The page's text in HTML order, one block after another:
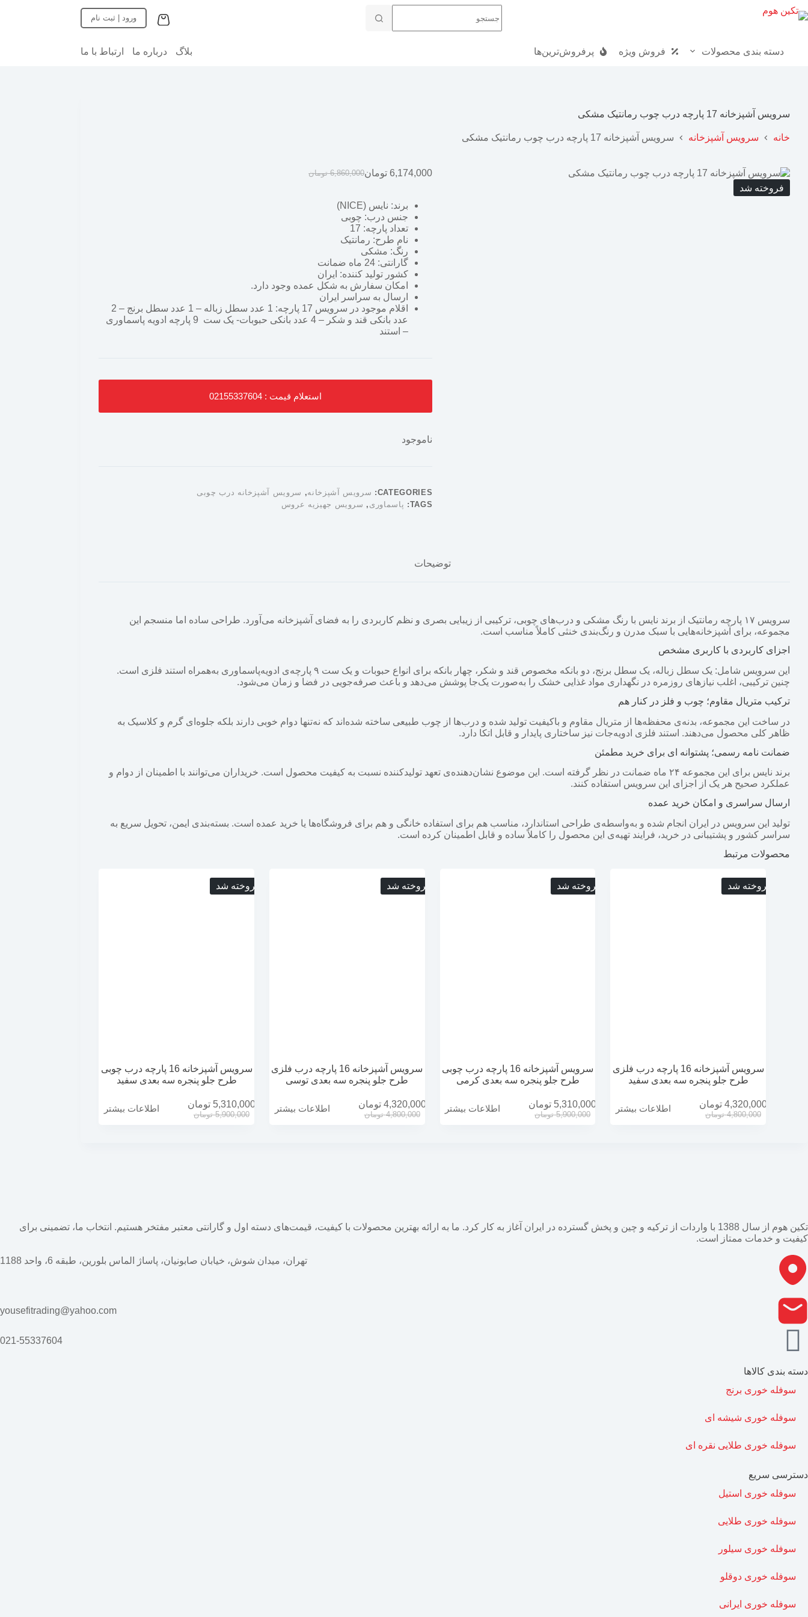
ورود | ثبت نام
دسته بندی محصولات فروش ویژه پرفروش‌ترین‌ها بلاگ درباره ما ارتباط با ما
سرویس آشپزخانه 17 پارچه درب چوب رمانتیک مشکی
خانه سرویس آشپزخانه سرویس آشپزخانه 17 پارچه درب چوب رمانتیک مشکی
فروخته شد
6,860,000 تومان 6,174,000 تومان
برند: نایس (NICE)
جنس درب: چوبی
تعداد پارچه: 17
نام طرح: رمانتیک
رنگ: مشکی
گارانتی: 24 ماه ضمانت
کشور تولید کننده: ایران
امکان سفارش به شکل عمده وجود دارد.
ارسال به سراسر ایران
اقلام موجود در سرویس 17 پارچه: 1 عدد سطل زباله – 1 عدد سطل برنج – 2
عدد بانکی قند و شکر – 4 عدد بانکی حبوبات- یک ست 9 پارچه ادویه پاسماوری
– استند
استعلام قیمت : 02155337604
ناموجود
CATEGORIES: سرویس آشپزخانه, سرویس آشپزخانه درب چوبی
TAGS:
پاسماوری , سرویس جهیزیه عروس
توضیحات
سرویس ۱۷ پارچه رمانتیک از برند نایس با رنگ مشکی و درب‌های چوبی، ترکیبی از زیبایی بصری و نظم کاربردی را به فضای آشپزخانه می‌آورد. طراحی ساده اما منسجم این
مجموعه، برای آشپزخانه‌هایی با سبک مدرن و رنگ‌بندی خنثی کاملاً مناسب است.
اجزای کاربردی با کاربری مشخص
این سرویس شامل: یک سطل زباله، یک سطل برنج، دو بانکه مخصوص قند و شکر، چهار بانکه برای انواع حبوبات و یک ست ۹ پارچه‌ی ادویه‌پاسماوری به‌همراه استند فلزی است.
چنین ترکیبی، اغلب نیازهای روزمره در نگهداری مواد غذایی خشک را به‌صورت یک‌جا پوشش می‌دهد و باعث صرفه‌جویی در فضا و زمان می‌شود.
ترکیب متریال مقاوم؛ چوب و فلز در کنار هم
در ساخت این مجموعه، بدنه‌ی محفظه‌ها از متریال مقاوم و باکیفیت تولید شده و درب‌ها از چوب طبیعی ساخته شده‌اند که نه‌تنها دوام خوبی دارند بلکه جلوه‌ای گرم و کلاسیک به
ظاهر کلی محصول می‌دهند. استند فلزی ادویه‌جات نیز ساختاری پایدار و قابل اتکا دارد.
ضمانت نامه رسمی؛ پشتوانه ای برای خرید مطمئن
برند نایس برای این مجموعه ۲۴ ماه ضمانت در نظر گرفته است. این موضوع نشان‌دهنده‌ی تعهد تولیدکننده نسبت به کیفیت محصول است. خریداران می‌توانند با اطمینان از دوام و
عملکرد صحیح هر یک از اجزای این سرویس استفاده کنند.
ارسال سراسری و امکان خرید عمده
تولید این سرویس در ایران انجام شده و به‌واسطه‌ی طراحی استاندارد، مناسب هم برای استفاده خانگی و هم برای فروشگاه‌ها یا خرید عمده است. بسته‌بندی ایمن، تحویل سریع به
سراسر کشور و پشتیبانی در خرید، فرایند تهیه‌ی این محصول را کاملاً ساده و قابل اطمینان کرده است.
محصولات مرتبط
فروخته شد
سرویس آشپزخانه 16 پارچه درب فلزی
طرح جلو پنجره سه بعدی سفید
4,800,000 تومان
4,320,000 تومان اطلاعات بیشتر
فروخته شد
سرویس آشپزخانه 16 پارچه درب چوبی
طرح جلو پنجره سه بعدی کرمی
5,900,000 تومان
5,310,000 تومان اطلاعات بیشتر
فروخته شد
سرویس آشپزخانه 16 پارچه درب فلزی
طرح جلو پنجره سه بعدی توسی
4,800,000 تومان
4,320,000 تومان اطلاعات بیشتر
فروخته شد
سرویس آشپزخانه 16 پارچه درب چوبی
طرح جلو پنجره سه بعدی سفید
5,900,000 تومان
5,310,000 تومان اطلاعات بیشتر
تکین هوم از سال 1388 با واردات از ترکیه و چین و پخش گسترده در ایران آغاز به کار کرد. ما به ارائه بهترین محصولات با کیفیت، قیمت‌های دسته اول و گارانتی معتبر مفتخر هستیم. انتخاب ما، تضمینی برای
کیفیت و خدمات ممتاز است.
تهران، میدان شوش، خیابان صابونیان، پاساژ الماس بلورین، طبقه 6، واحد 1188
yousefitrading@yahoo.com
021-55337604
دسته بندی کالاها
سوفله خوری برنج
سوفله خوری شیشه ای
سوفله خوری طلایی نقره ای
دسترسی سریع
سوفله خوری استیل
سوفله خوری طلایی
سوفله خوری سیلور
سوفله خوری دوقلو
سوفله خوری ایرانی